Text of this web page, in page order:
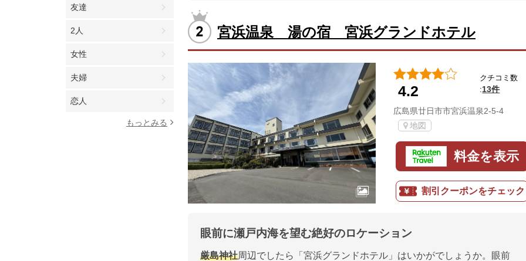
友達
2人
女性
夫婦
恋人
もっとみる
宮浜温泉 湯の宿 宮浜グランドホテル
4.2
クチコミ数
:13件
広島県廿日市市宮浜温泉2-5-4
地図
料金を表示
割引クーポンをチェック
眼前に瀬戸内海を望む絶好のロケーション
厳島神社周辺でしたら「宮浜グランドホテル」はいかがでしょうか。眼前